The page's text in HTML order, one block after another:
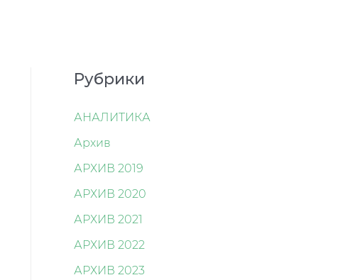
Рубрики
АНАЛИТИКА
Архив
АРХИВ 2019
АРХИВ 2020
АРХИВ 2021
АРХИВ 2022
АРХИВ 2023